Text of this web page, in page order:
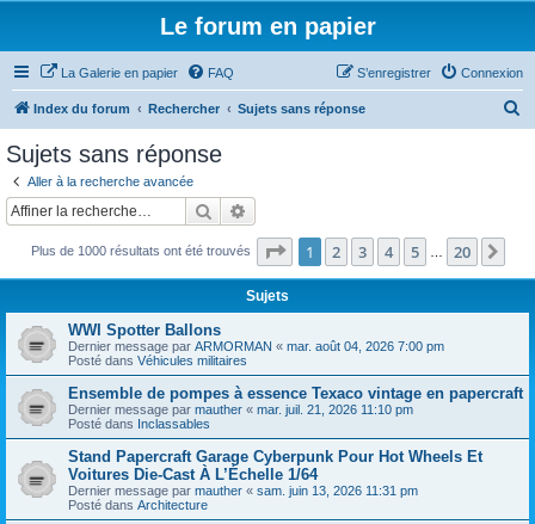
Le forum en papier
La Galerie en papier FAQ Connexion
S’enregistrer
Index du forum Rechercher Sujets sans réponse
c
Sujets sans réponse
Aller à la recherche avancée
Rechercher
Plus de 1000 résultats ont été trouvés Page 1sur20
1 2 3 4 5 20
Sujets
WWI Spotter Ballons
Dernier message par ARMORMAN « mar. août 04, 2026 7:00 pm
Posté dans Véhicules militaires
Ensemble de pompes à essence Texaco vintage en papercraft
Dernier message par mauther « mar. juil. 21, 2026 11:10 pm
Posté dans Inclassables
Stand Papercraft Garage Cyberpunk Pour Hot Wheels Et
Voitures Die-Cast À L’Échelle 1/64
Dernier message par mauther « sam. juin 13, 2026 11:31 pm
Posté dans Architecture